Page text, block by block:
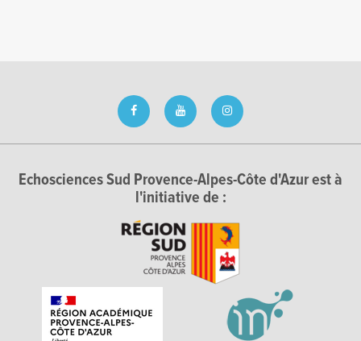
Echosciences Sud Provence-Alpes-Côte d'Azur est à
l'initiative de :